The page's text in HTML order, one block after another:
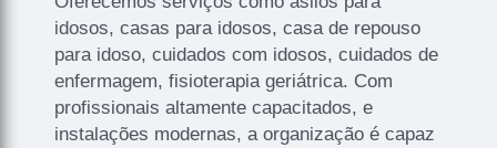
idosos, casas para idosos, casa de repouso
para idoso, cuidados com idosos, cuidados de
enfermagem, fisioterapia geriátrica. Com
profissionais altamente capacitados, e
instalações modernas, a organização é capaz